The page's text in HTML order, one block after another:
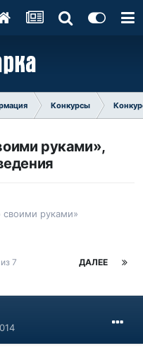
Конкурсы
руками»,
своими руками»
ДАЛЕЕ
7